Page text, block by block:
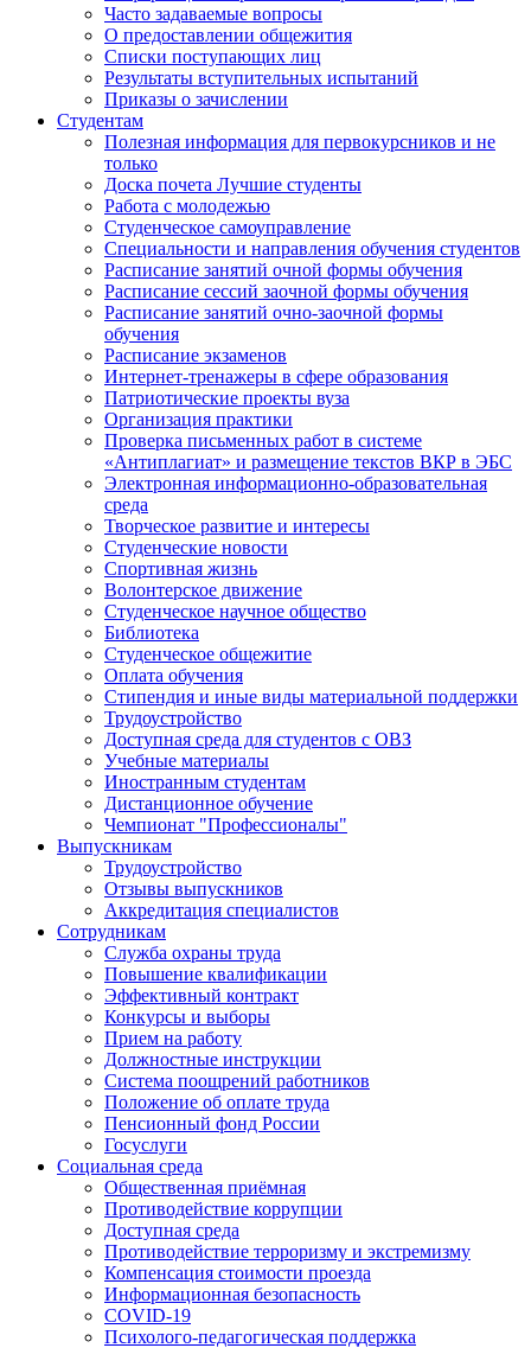
Часто задаваемые вопросы
О предоставлении общежития
Списки поступающих лиц
Результаты вступительных испытаний
Приказы о зачислении
Студентам
Полезная информация для первокурсников и не
только
Доска почета Лучшие студенты
Работа с молодежью
Студенческое самоуправление
Специальности и направления обучения студентов
Расписание занятий очной формы обучения
Расписание сессий заочной формы обучения
Расписание занятий очно-заочной формы
обучения
Расписание экзаменов
Интернет-тренажеры в сфере образования
Патриотические проекты вуза
Организация практики
Проверка письменных работ в системе
«Антиплагиат» и размещение текстов ВКР в ЭБС
Электронная информационно-образовательная
среда
Творческое развитие и интересы
Студенческие новости
Спортивная жизнь
Волонтерское движение
Студенческое научное общество
Библиотека
Студенческое общежитие
Оплата обучения
Стипендия и иные виды материальной поддержки
Трудоустройство
Доступная среда для студентов с ОВЗ
Учебные материалы
Иностранным студентам
Дистанционное обучение
Чемпионат "Профессионалы"
Выпускникам
Трудоустройство
Отзывы выпускников
Аккредитация специалистов
Сотрудникам
Служба охраны труда
Повышение квалификации
Эффективный контракт
Конкурсы и выборы
Прием на работу
Должностные инструкции
Система поощрений работников
Положение об оплате труда
Пенсионный фонд России
Госуслуги
Социальная среда
Общественная приёмная
Противодействие коррупции
Доступная среда
Противодействие терроризму и экстремизму
Компенсация стоимости проезда
Информационная безопасность
COVID-19
Психолого-педагогическая поддержка